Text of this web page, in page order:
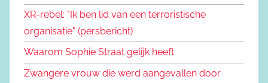
XR-rebel: "Ik ben lid van een terroristische
organisatie" (persbericht)
Waarom Sophie Straat gelijk heeft
Zwangere vrouw die werd aangevallen door